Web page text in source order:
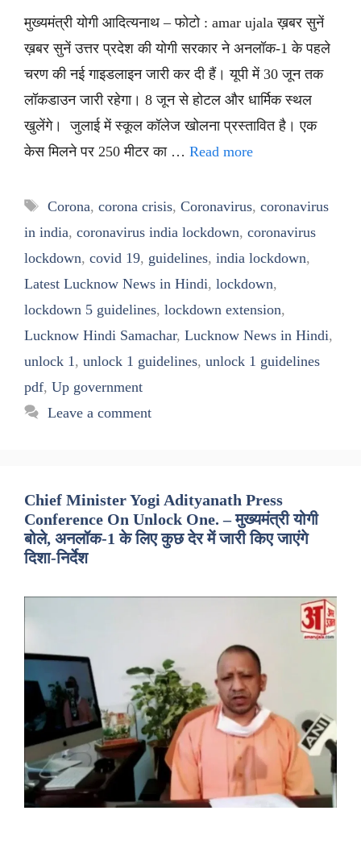
मुख्यमंत्री योगी आदित्यनाथ – फोटो : amar ujala ख़बर सुनें
ख़बर सुनें उत्तर प्रदेश की योगी सरकार ने अनलॉक-1 के पहले
चरण की नई गाइडलाइन जारी कर दी हैं। यूपी में 30 जून तक
लॉकडाउन जारी रहेगा। 8 जून से होटल और धार्मिक स्थल
खुलेंगे। जुलाई में स्कूल कॉलेज खोलना प्रस्तावित है। एक
केस मिलने पर 250 मीटर का … Read more
Tags
Corona, corona crisis, Coronavirus, coronavirus
in india, coronavirus india lockdown, coronavirus
lockdown, covid 19, guidelines, india lockdown,
Latest Lucknow News in Hindi, lockdown,
lockdown 5 guidelines, lockdown extension,
Lucknow Hindi Samachar, Lucknow News in Hindi,
unlock 1 , unlock 1 guidelines, unlock 1 guidelines
pdf, Up government
Leave a comment
Chief Minister Yogi Adityanath Press
Conference On Unlock One. – मुख्यमंत्री योगी
बोले, अनलॉक-1 के लिए कुछ देर में जारी किए जाएंगे
दिशा-निर्देश